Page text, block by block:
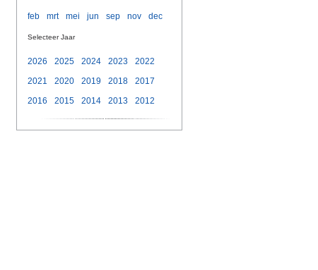
feb mrt mei jun sep nov dec
Selecteer Jaar
2026 2025 2024 2023
2022
2021
2020 2019 2018
2017
2016
2015 2014 2013 2012